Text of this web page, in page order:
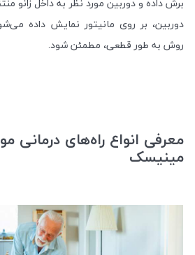
دوربین، بر روی مانیتور نمایش داده
روش به طور قطعی، مطمئن شود.
معرفی انواع راه‌های درمانی
مینیسک